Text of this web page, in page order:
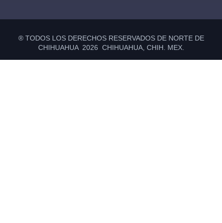
® TODOS LOS DERECHOS RESERVADOS DE NORTE DE
CHIHUAHUA 2026 CHIHUAHUA, CHIH. MEX.